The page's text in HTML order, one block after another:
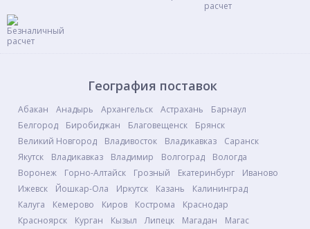
География поставок
Абакан Анадырь Архангельск Астрахань
Барнаул
Белгород
Биробиджан Благовещенск
Брянск
Великий Новгород
Владивосток Владикавказ
Саранск
Якутск
Владикавказ Владимир Волгоград
Вологда
Воронеж
Горно-Алтайск Грозный Екатеринбург
Иваново
Ижевск
Йошкар-Ола Иркутск Казань
Калининград
Калуга
Кемерово Киров Кострома
Краснодар
Красноярск
Курган Кызыл Липецк Магадан Магас